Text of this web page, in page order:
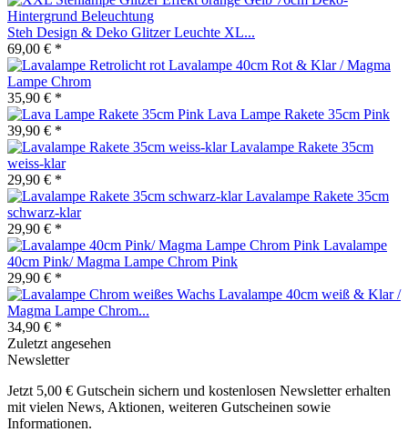
Steh Design & Deko Glitzer Leuchte XL...
69,00 € *
Lavalampe 40cm Rot & Klar / Magma
Lampe Chrom
35,90 € *
Lava Lampe Rakete 35cm Pink
39,90 € *
Lavalampe Rakete 35cm
weiss-klar
29,90 € *
Lavalampe Rakete 35cm
schwarz-klar
29,90 € *
Lavalampe
40cm Pink/ Magma Lampe Chrom Pink
29,90 € *
Lavalampe 40cm weiß & Klar /
Magma Lampe Chrom...
34,90 € *
Zuletzt angesehen
Newsletter
Jetzt 5,00 € Gutschein sichern und kostenlosen Newsletter erhalten
mit vielen News, Aktionen, weiteren Gutscheinen sowie
Informationen.